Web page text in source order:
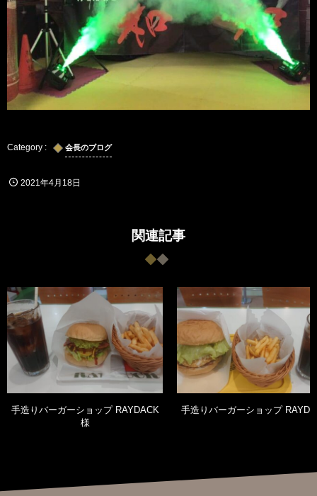
会長のブログ
2021年4月18日
関連記事
手造りバーガーショップ RAYDACK
様
手造りバーガーショップ